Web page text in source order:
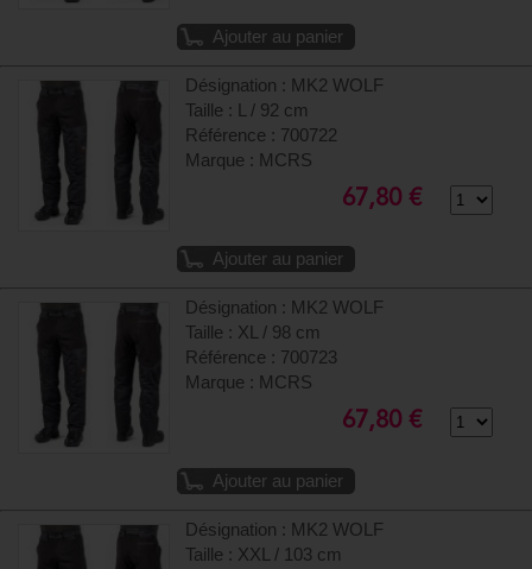
Ajouter au panier
Désignation : MK2 WOLF
Taille : L / 92 cm
Référence : 700722
Marque : MCRS
67,80 €
Ajouter au panier
Désignation : MK2 WOLF
Taille : XL / 98 cm
Référence : 700723
Marque : MCRS
67,80 €
Ajouter au panier
Désignation : MK2 WOLF
Taille : XXL / 103 cm